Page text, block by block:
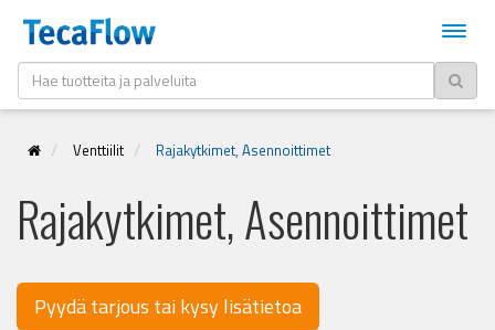
Venttiilit Rajakytkimet, Asennoittimet
Rajakytkimet, Asennoittimet
Pyydä tarjous tai kysy lisätietoa